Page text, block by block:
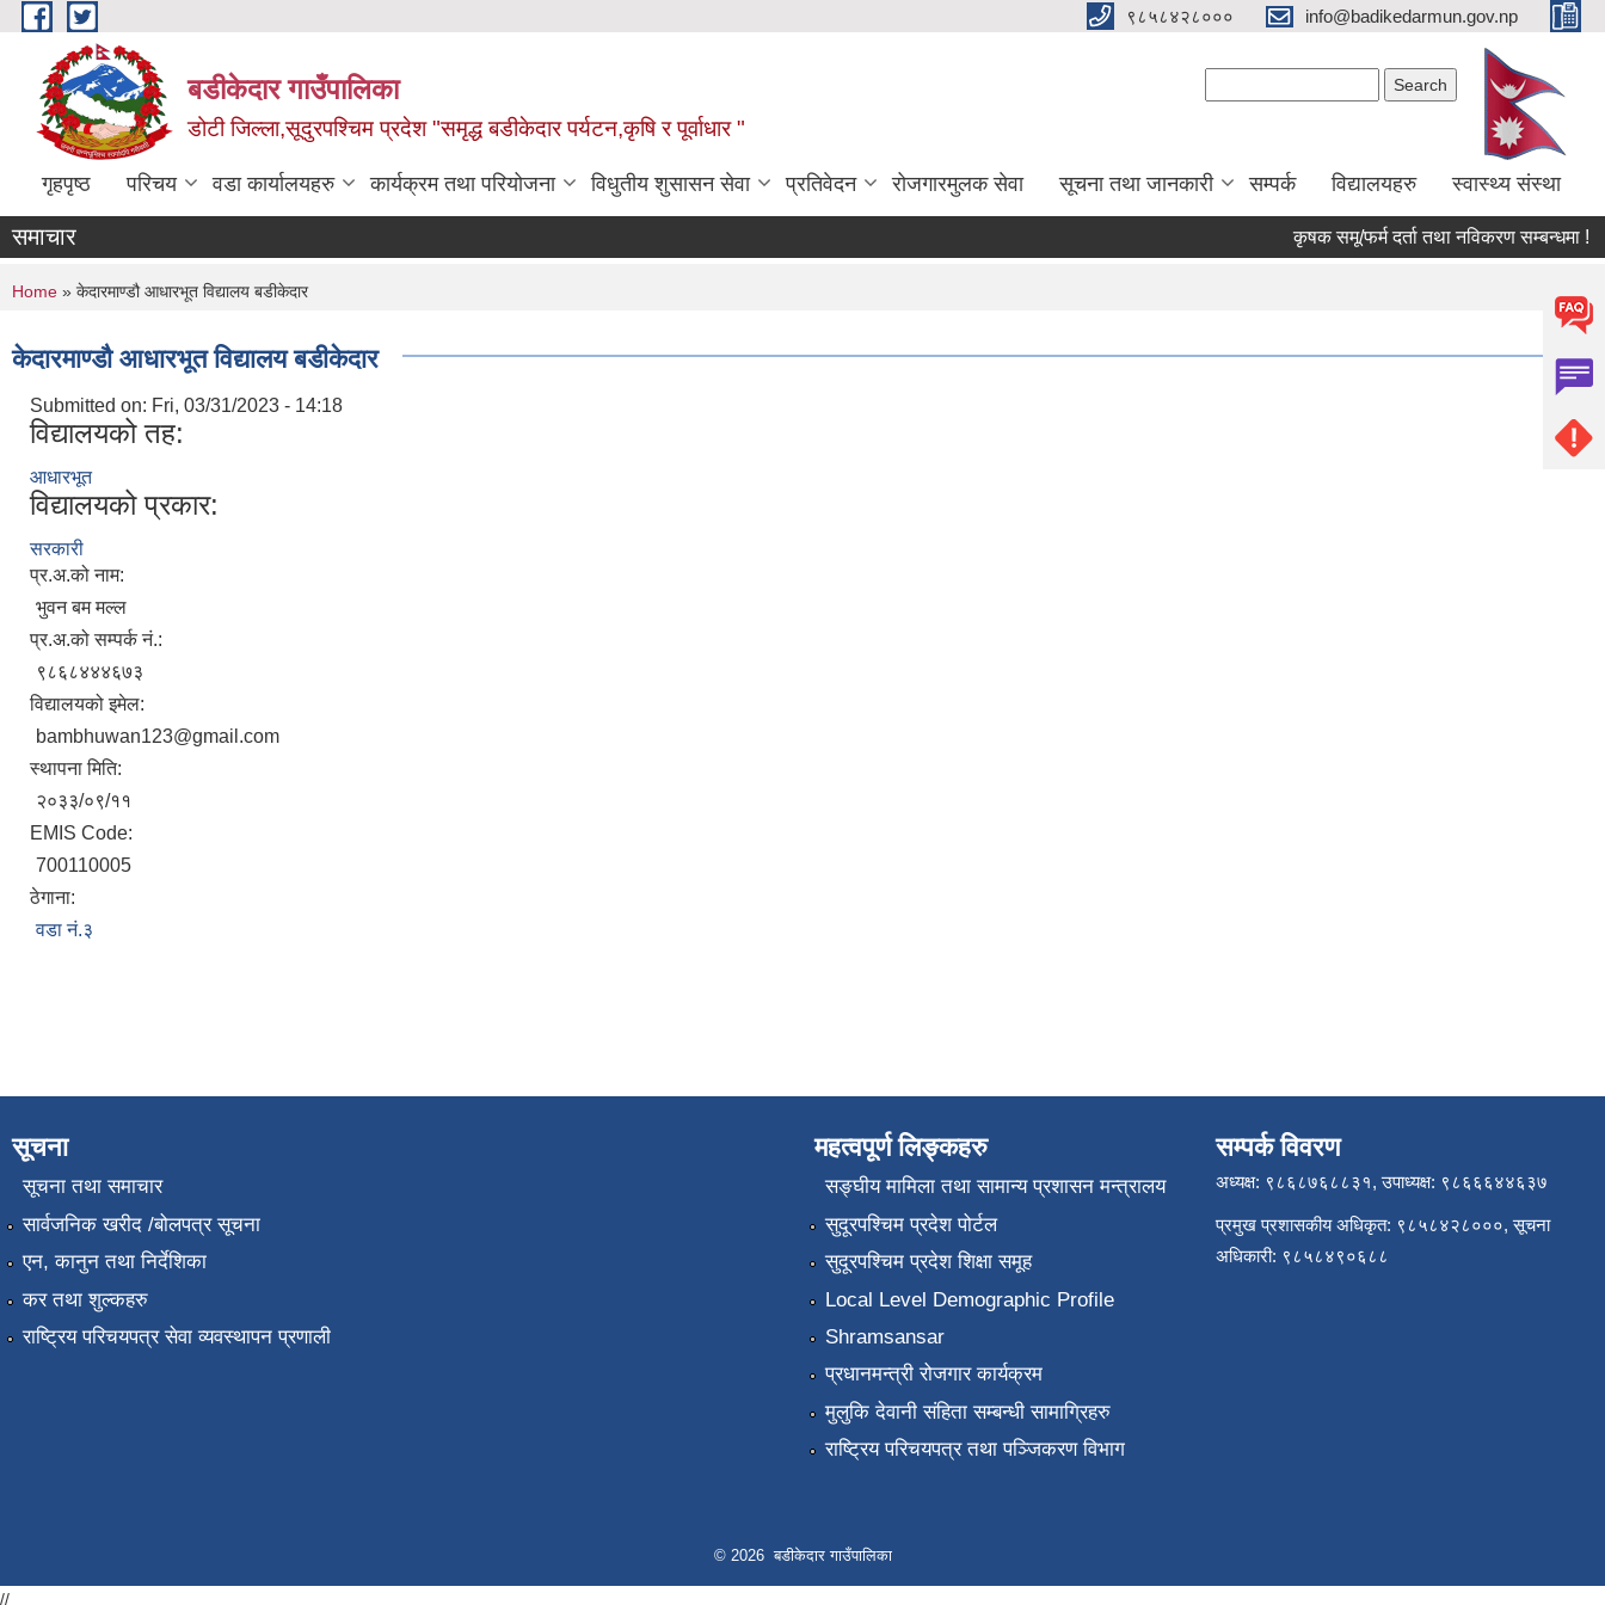
Skip to main content ९८५८४२८००० info@badikedarmun.gov.np
बडीकेदार गाउँपालिका
डोटी जिल्ला,सूदुरपश्चिम प्रदेश "समृद्ध बडीकेदार पर्यटन,कृषि र पूर्वाधार "
गृहपृष्ठ परिचय वडा कार्यालयहरु कार्यक्रम तथा परियोजना विधुतीय शुसासन सेवा प्रतिवेदन रोजगारमुलक सेवा सूचना तथा जानकारी सम्पर्क विद्यालयहरु स्वास्थ्य संस्था
समाचार कृषक समू/फर्म दर्ता तथा नविकरण सम्बन्धमा !
You are here
Home » केदारमाण्डौ आधारभूत विद्यालय बडीकेदार
केदारमाण्डौ आधारभूत विद्यालय बडीकेदार
Submitted on: Fri, 03/31/2023 - 14:18
विद्यालयको तह:
आधारभूत
विद्यालयको प्रकार:
सरकारी
प्र.अ.को नाम:
भुवन बम मल्ल
प्र.अ.को सम्पर्क नं.:
९८६८४४४६७३
विद्यालयको इमेल:
bambhuwan123@gmail.com
स्थापना मिति:
२०३३/०९/११
EMIS Code:
700110005
ठेगाना:
वडा नं.३
सूचना
सूचना तथा समाचार
सार्वजनिक खरीद /बोलपत्र सूचना
एन, कानुन तथा निर्देशिका
कर तथा शुल्कहरु
राष्ट्रिय परिचयपत्र सेवा व्यवस्थापन प्रणाली
महत्वपूर्ण लिङ्कहरु
सङ्‍घीय मामिला तथा सामान्य प्रशासन मन्त्रालय
सुदूरपश्चिम प्रदेश पोर्टल
सुदूरपश्चिम प्रदेश शिक्षा समूह
Local Level Demographic Profile
Shramsansar
प्रधानमन्त्री रोजगार कार्यक्रम
मुलुकि देवानी संहिता सम्बन्धी सामाग्रिहरु
राष्ट्रिय परिचयपत्र तथा पञ्जिकरण विभाग
सम्पर्क विवरण
अध्यक्ष: ९८६८७६८८३१, उपाध्यक्ष: ९८६६६४४६३७
प्रमुख प्रशासकीय अधिकृत: ९८५८४२८०००, सूचना
अधिकारी: ९८५८४९०६८८
© 2026 बडीकेदार गाउँपालिका
//